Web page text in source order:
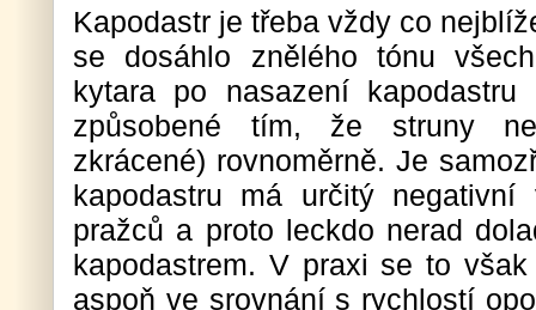
Kapodastr je třeba vždy co
se dosáhlo znělého tónu
kytara po nasazení
způsobené tím, že struny
zkrácené) rovnoměrně. Je
kapodastru má určitý
pražců a proto leckdo nerad
kapodastrem. V praxi se to
aspoň ve srovnání s rychlostí